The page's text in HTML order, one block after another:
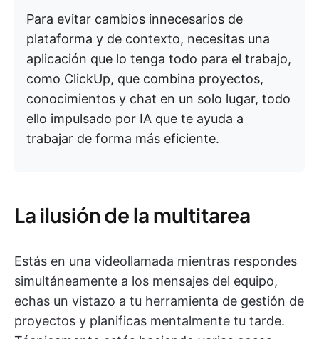
Para evitar cambios innecesarios de
plataforma y de contexto, necesitas una
aplicación que lo tenga todo para el trabajo,
como ClickUp, que combina proyectos,
conocimientos y chat en un solo lugar, todo
ello impulsado por IA que te ayuda a
trabajar de forma más eficiente.
La ilusión de la multitarea
Estás en una videollamada mientras respondes
simultáneamente a los mensajes del equipo,
echas un vistazo a tu herramienta de gestión de
proyectos y planificas mentalmente tu tarde.